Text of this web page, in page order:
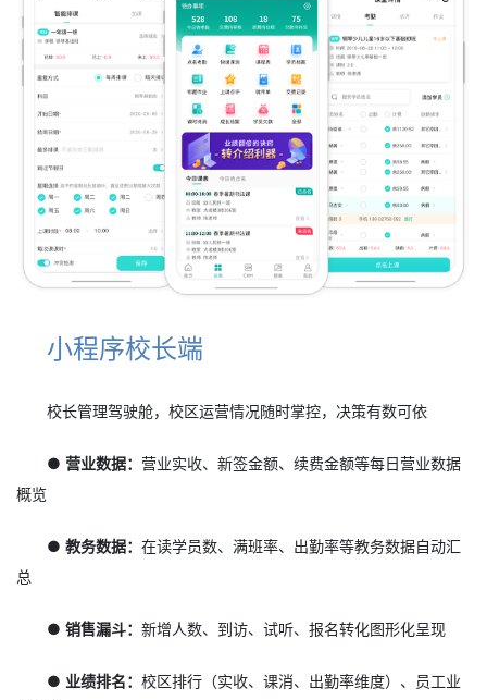
小程序校长端
校长管理驾驶舱，校区运营情况随时掌控，决策有数可依
● 营业数据：营业实收、新签金额、续费金额等每日营业数据
概览
● 教务数据：在读学员数、满班率、出勤率等教务数据自动汇
总
● 销售漏斗：新增人数、到访、试听、报名转化图形化呈现
● 业绩排名：校区排行（实收、课消、出勤率维度）、员工业